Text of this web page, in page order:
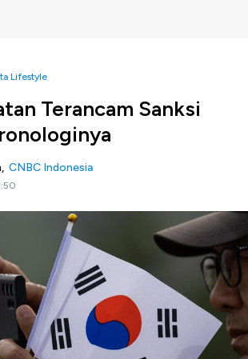
Lifestyle
Terancam Sanksi
CNBC Indonesia